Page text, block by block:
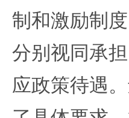
制和激励制
分别视同承
应政策待遇